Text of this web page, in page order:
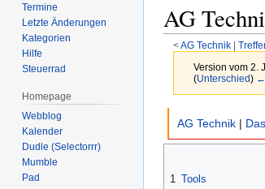
AG
<AG Technik‎ |
Version vom 2.
(Unterschied) ←
AG Technik |
1 Tools
Termine
Letzte Änderungen
Kategorien
Hilfe
Steuerrad
Homepage
Webblog
Kalender
Dudle (Selectorrr)
Mumble
Pad